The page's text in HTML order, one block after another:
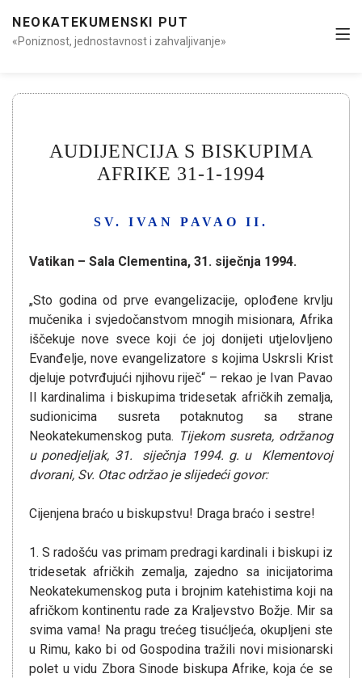
NEOKATEKUMENSKI PUT
«Poniznost, jednostavnost i zahvaljivanje»
AUDIJENCIJA S BISKUPIMA
AFRIKE 31-1-1994
SV. IVAN PAVAO II.
Vatikan – Sala Clementina, 31. siječnja 1994.
„Sto godina od prve evangelizacije, oplođene krvlju
mučenika i svjedočanstvom mnogih misionara, Afrika
iščekuje nove svece koji će joj donijeti utjelovljeno
Evanđelje, nove evangelizatore s kojima Uskrsli Krist
djeluje potvrđujući njihovu riječ“ – rekao je Ivan Pavao
II kardinalima i biskupima tridesetak afričkih zemalja,
sudionicima susreta potaknutog sa strane
Neokatekumenskog puta. Tijekom susreta, održanog
u ponedjeljak, 31. siječnja 1994. g. u Klementovoj
dvorani, Sv. Otac održao je slijedeći govor:
Cijenjena braćo u biskupstvu! Draga braćo i sestre!
1. S radošću vas primam predragi kardinali i biskupi iz
tridesetak afričkih zemalja, zajedno sa inicijatorima
Neokatekumenskog puta i brojnim katehistima koji na
afričkom kontinentu rade za Kraljevstvo Božje. Mir sa
svima vama! Na pragu trećeg tisućljeća, okupljeni ste
u Rimu, kako bi od Gospodina tražili novi misionarski
polet u vidu Zbora Sinode biskupa Afrike, koja će se